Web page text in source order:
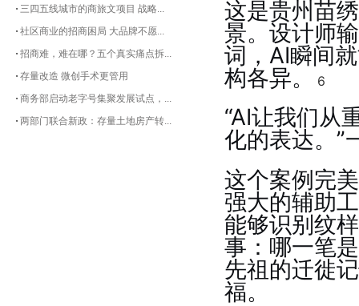
三四五线城市的商旅文项目 战略...
社区商业的招商困局 大品牌不愿...
招商难，难在哪？五个真实痛点拆...
存量改造 微创手术更管用
商务部启动老字号集聚发展试点，...
两部门联合新政：存量土地房产转...
这是贵州苗
景。设计师
词，AI瞬间
构各异。
6
“AI让我们从
化的表达。”
这个案例完
强大的辅助
能够识别纹
事：哪一笔
先祖的迁徙
福。